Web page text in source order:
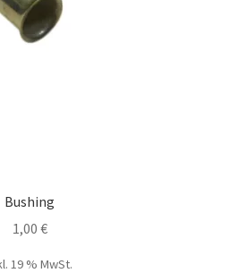
Bushing
1,00 €
19 % MwSt.